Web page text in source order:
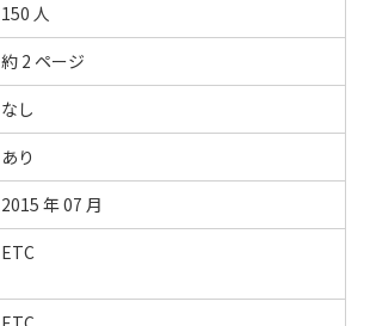
150 人
約 2 ページ
なし
あり
2015 年 07 月
ETC